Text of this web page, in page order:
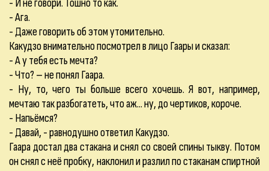
- И не говори. Тошно то как.
- Ага.
- Даже говорить об этом утомительно.
Какудзо внимательно посмотрел в лицо Гаары и сказал:
- А у тебя есть мечта?
- Что? – не понял Гаара.
- Ну, то, чего ты больше всего хочешь. Я вот, например,
мечтаю так разбогатеть, что аж... ну, до чертиков, короче.
- Напьёмся?
- Давай, - равнодушно ответил Какудзо.
Гаара достал два стакана и снял со своей спины тыкву. Потом
он снял с неё пробку, наклонил и разлил по стаканам спиртной